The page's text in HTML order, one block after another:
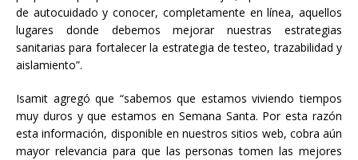
de autocuidado y conocer, completamente en línea, aquellos
lugares donde debemos mejorar nuestras estrategias
sanitarias para fortalecer la estrategia de testeo, trazabilidad y
aislamiento”.
Isamit agregó que “sabemos que estamos viviendo tiempos
muy duros y que estamos en Semana Santa. Por esta razón
esta información, disponible en nuestros sitios web, cobra aún
mayor relevancia para que las personas tomen las mejores